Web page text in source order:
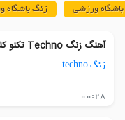
ورزشی زنگ باشگاه
آهنگ زنگ Techno تکنو کلاب ورزشی dj
زنگ techno
00:28